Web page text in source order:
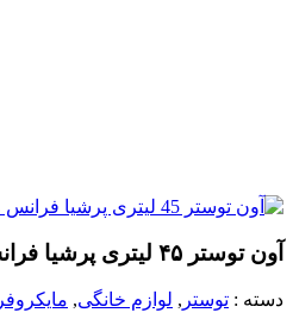
آون توستر ۴۵ لیتری پرشیا فرانس مدل PR-4600
دسته : توستر , لوازم خانگی, مایکروفر